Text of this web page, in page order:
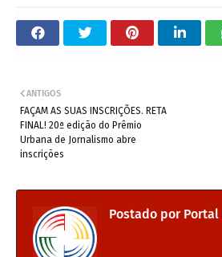
ANTIGOS
FAÇAM AS SUAS INSCRIÇÕES. RETA
FINAL! 20ª edição do Prêmio
Urbana de Jornalismo abre
inscrições
Postado porPortal